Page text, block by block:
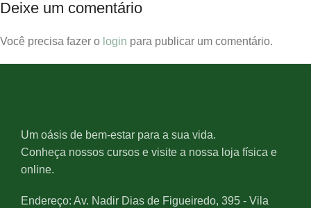
Deixe um comentário
Você precisa fazer o login para publicar um comentário.
Um oásis de bem-estar para a sua vida.
Conheça nossos cursos e visite a nossa loja física e
online.
Endereço: Av. Nadir Dias de Figueiredo, 395 - Vila